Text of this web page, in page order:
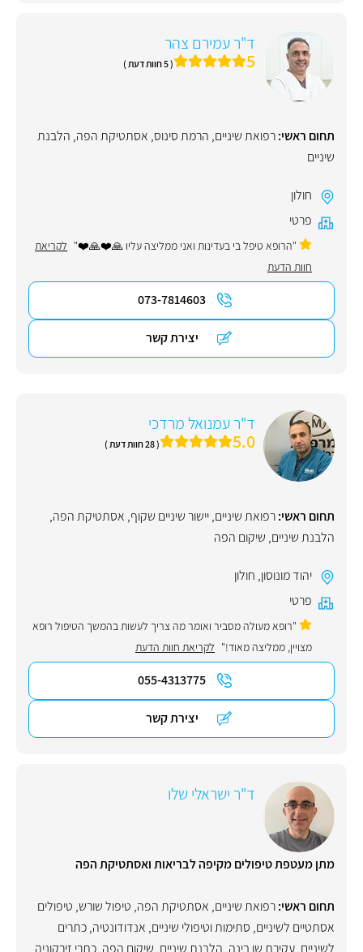
ד"ר עמירם צהר
5 ( 5 חוות דעת )
תחום ראשי:רפואת שיניים, הרמת סינוס, אסתטיקת הפה, הלבנת
שיניים
חולון
פרטי
"הרופא טיפל בי בעדינות ואני ממליצה עליו 🙏❤️🙏❤️" לקריאת
חוות הדעת
073-7814603
יצירת קשר
ד"ר עמנואל מרדכי
5.0 ( 28 חוות דעת )
תחום ראשי:רפואת שיניים,יישור שיניים שקוף, אסתטיקת הפה,
הלבנת שיניים, שיקום הפה
יהוד מונוסון, חולון
פרטי
"רופא מעולה מסביר ואומר מה צריך לעשות בהמשך הטיפול רופא
מצויין, ממליצה מאוד!" לקריאת חוות הדעת
055-4313775
יצירת קשר
ד"ר ישראלי שלו
מתן מעטפת טיפולים מקיפה לבריאות ואסתטיקת הפה
תחום ראשי:רפואת שיניים, אסתטיקת הפה, טיפול שורש, טיפולים
אסתטיים לשיניים, סתימות וטיפולי שיניים, אנדודונטיה,כתרים
לשיניים עקירת שן בינה הלבנת שיניים שיקום הפה כתרי זירקוניה